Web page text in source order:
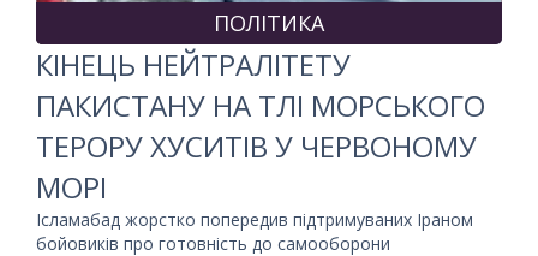
ПОЛІТИКА
КІНЕЦЬ НЕЙТРАЛІТЕТУ
ПАКИСТАНУ НА ТЛІ МОРСЬКОГО
ТЕРОРУ ХУСИТІВ У ЧЕРВОНОМУ
МОРІ
Ісламабад жорстко попередив підтримуваних Іраном
бойовиків про готовність до самооборони